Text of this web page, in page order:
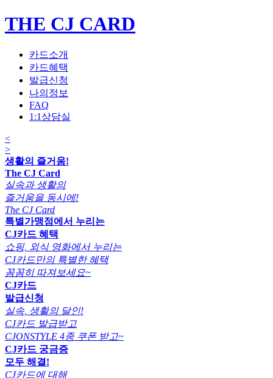
THE CJ CARD
카드소개
카드혜택
발급신청
나의정보
FAQ
1:1상담실
<
>
생활의 즐거움!
The CJ Card
실속과 생활의
즐거움을 동시에!
The CJ Card
특별가맹점에서 누리는
CJ카드 혜택
쇼핑, 외식 영화에서 누리는
CJ카드만의 특별한 혜택
꼼꼼히 따져보세요~
CJ카드
발급신청
실속, 생활의 달인!
CJ카드 발급받고
CJONSTYLE 4종 쿠폰 받고~
CJ카드 궁금증
모두 해결!
CJ카드에 대해